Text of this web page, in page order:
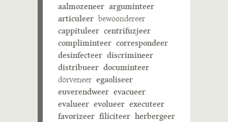
aalmozeneer arguminteer
articuleer bewoondereer
cappituleer centrifuzjeer
compliminteer correspondeer
desinfecteer discrimineer
distribueer documinteer
dörveneer egaoliseer
euverendweer evacueer
evalueer evolueer executeer
favorizeer filiciteer herbergeer